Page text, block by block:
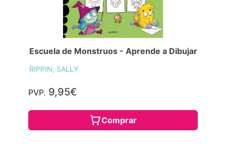
Escuela de Monstruos - Aprende a Dibujar
RIPPIN, SALLY
PVP. 9,95€
Comprar